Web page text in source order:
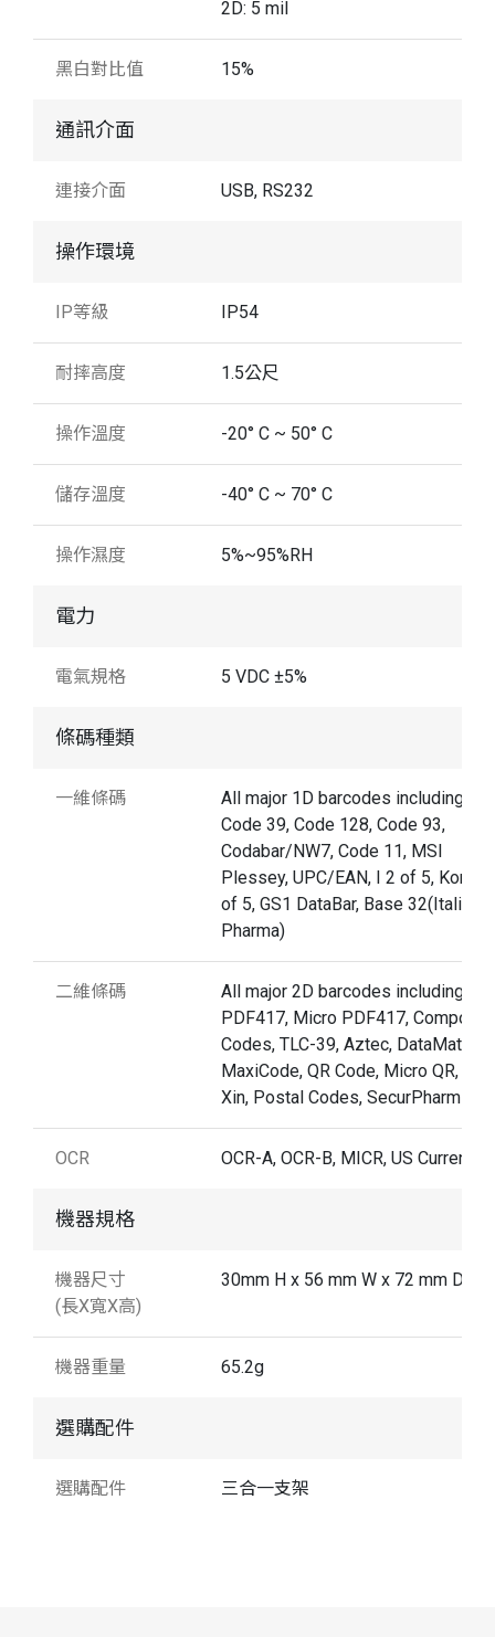
2D: 5 mil
黑白對比值 15%
通訊介面
連接介面 USB, RS232
操作環境
IP等級 IP54
耐摔高度 1.5公尺
操作溫度 -20° C ~ 50° C
儲存溫度 -40° C ~ 70° C
操作濕度 5%~95%RH
電力
電氣規格 5 VDC ±5%
條碼種類
一維條碼
All major 1D barcodes including
Code 39, Code 128, Code 93,
Codabar/NW7, Code 11, MSI
Plessey, UPC/EAN, I 2 of 5,
of 5, GS1 DataBar, Base 32(Italian
Pharma)
二維條碼
All major 2D barcodes including
PDF417, Micro PDF417,
Codes, TLC-39, Aztec, DataMatrix,
MaxiCode, QR Code, Micro QR, Han
Xin, Postal Codes, SecurPharm
OCR OCR-A, OCR-B, MICR, US Currency
機器規格
機器尺寸
(長X寬X高)
30mm H x 56 mm W x 72 mm D
機器重量 65.2g
選購配件
選購配件 三合一支架